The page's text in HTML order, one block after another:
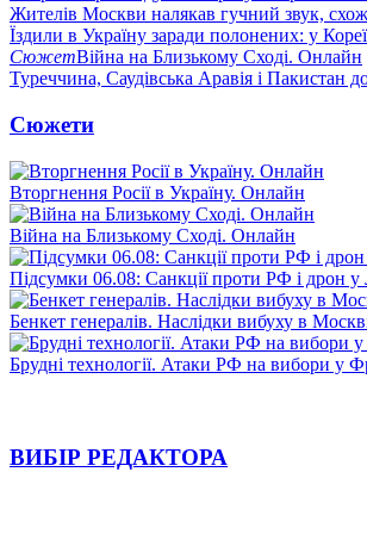
Жителів Москви налякав гучний звук,
Їздили в Україну заради полонених: у
СюжетВійна на Близькому Сході. Онлайн
Туреччина, Саудівська Аравія і Пакистан
Сюжети
Вторгнення Росії в Україну. Онлайн
Війна на Близькому Сході. Онлайн
Підсумки 06.08: Санкції проти РФ і дрон
Бенкет генералів. Наслідки вибуху в
Брудні технології. Атаки РФ на вибори у
ВИБІР РЕДАКТОРА